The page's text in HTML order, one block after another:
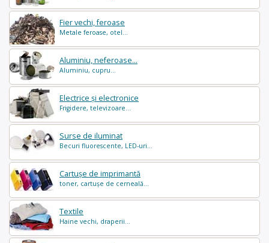
Fier vechi, feroase
Metale feroase, otel...
Aluminiu, neferoase...
Aluminiu, cupru...
Electrice și electronice
Frigidere, televizoare...
Surse de iluminat
Becuri fluorescente, LED-uri...
Cartușe de imprimantă
toner, cartușe de cerneală...
Textile
Haine vechi, draperii...